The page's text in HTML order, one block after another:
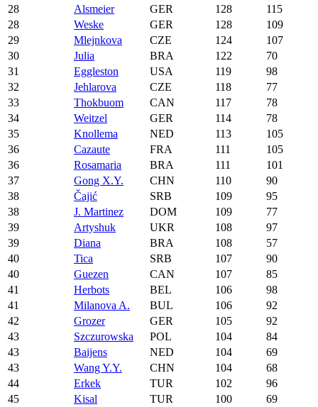
28
Alsmeier GER 128
115
28
Weske GER 128
109
29
Mlejnkova CZE 124
107
30
Julia BRA 122
70
31
Eggleston USA 119
98
32
Jehlarova CZE 118
77
33
Thokbuom CAN 117
78
34
Weitzel GER 114
78
35
Knollema NED 113
105
36
Cazaute FRA 111
105
36
Rosamaria BRA 111
101
37
Gong X.Y. CHN 110
90
38
Čajić SRB 109
95
38
J. Martinez DOM 109
77
39
Artyshuk UKR 108
97
39
Diana BRA 108
57
40
Tica SRB 107
90
40
Guezen CAN 107
85
41
Herbots BEL 106
98
41
Milanova A. BUL 106
92
42
Grozer GER 105
92
43
Szczurowska POL 104
84
43
Baijens NED 104
69
43
Wang Y.Y. CHN 104
68
44
Erkek TUR 102
96
45
Kisal TUR 100
69